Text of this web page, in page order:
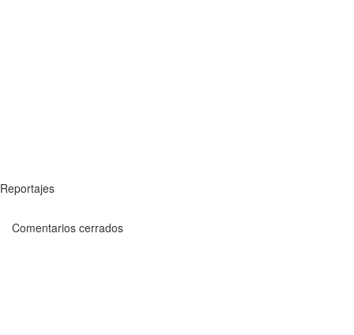
Reportajes
Comentarios cerrados